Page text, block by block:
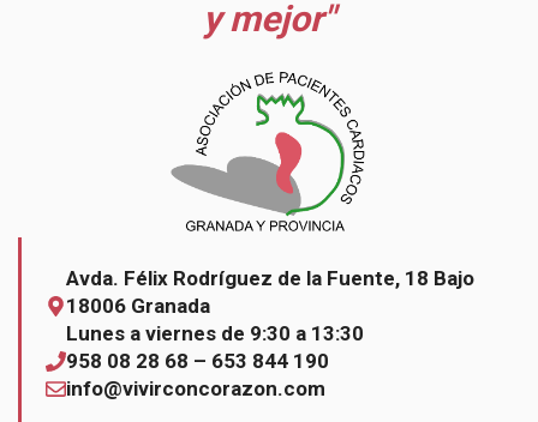
y mejor"
Avda. Félix Rodríguez de la Fuente, 18 Bajo
18006 Granada
Lunes a viernes de 9:30 a 13:30
958 08 28 68 – 653 844 190
info@vivirconcorazon.com